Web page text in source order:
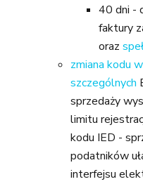
40 dni -
faktury
oraz
zmiana kodu
szczególnych
sprzedaży
limitu
kodu IED -
podatników
interfejsu